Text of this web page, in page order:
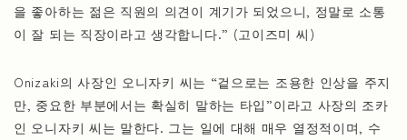
을 좋아하는 젊은 직원의 의견이 계기가 되었으니, 정말로 소통
이 잘 되는 직장이라고 생각합니다.” (고이즈미 씨)
Onizaki의 사장인 오니자키 씨는 “겉으로는 조용한 인상을 주지
만, 중요한 부분에서는 확실히 말하는 타입”이라고 사장의 조카
인 오니자키 씨는 말한다. 그는 일에 대해 매우 열정적이며, 수